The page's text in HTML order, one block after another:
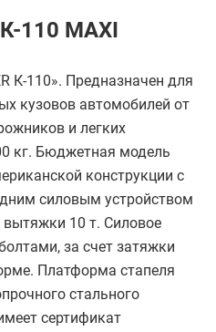
110 MAXI
К-110». Предназначен для
кузовов автомобилей от
и легких
кг. Бюджетная модель
конструкции с
силовым устройством
10 т. Силовое
за счет затяжки
Платформа стапеля
стального
сертификат